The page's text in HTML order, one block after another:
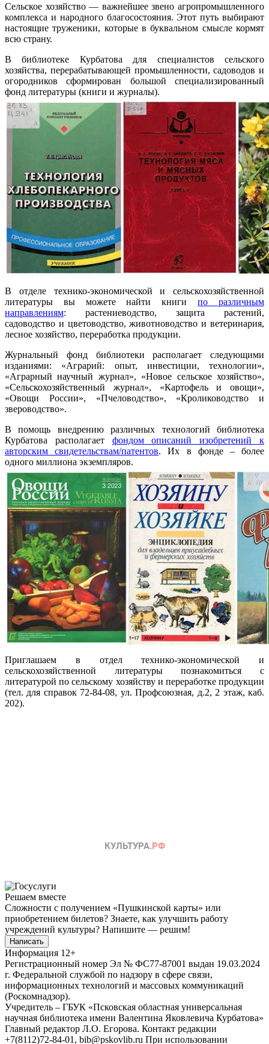
Сельское хозяйство — важнейшее звено агропромышленного
комплекса и народного благосостояния. Этот путь выбирают
настоящие труженики, которые в буквальном смысле кормят
всю страну.
В библиотеке Курбатова для специалистов сельского
хозяйства, перерабатывающей промышленности, садоводов и
огородников сформирован большой специализированный
фонд литературы (книги и журналы).
В отделе технико-экономической и сельскохозяйственной
литературы вы можете найти книгипо различным
направлениям: растениеводство, защита растений,
садоводство и цветоводство, животноводство и ветеринария,
лесное хозяйство, переработка продукции.
Журнальный фонд библиотеки располагает следующими
изданиями: «Аграрий: опыт, инвестиции, технологии»,
«Аграрный научный журнал», «Новое сельское хозяйство»,
«Сельскохозяйственный журнал», «Картофель и овощи»,
«Овощи России», «Пчеловодство», «Кролиководство и
звероводство».
В помощь внедрению различных технологий библиотека
Курбатова располагает фондом описаний изобретений к
авторским свидетельствам/патентов. Их в фонде – более
одного миллиона экземпляров.
Приглашаем в отдел технико-экономической и
сельскохозяйственной литературы познакомиться с
литературой по сельскому хозяйству и переработке продукции
(тел. для справок 72-84-08, ул. Профсоюзная, д.2, 2 этаж, каб.
202).
Решаем вместе
Сложности с получением «Пушкинской карты» или
приобретением билетов? Знаете, как улучшить работу
учреждений культуры? Напишите — решим!
Написать
Информация 12+
Регистрационный номер Эл № ФС77-87001 выдан 19.03.2024
г. Федеральной службой по надзору в сфере связи,
информационных технологий и массовых коммуникаций
(Роскомнадзор).
Учредитель – ГБУК «Псковская областная универсальная
научная библиотека имени Валентина Яковлевича Курбатова»
Главный редактор Л.О. Егорова. Контакт редакции
+7(8112)72-84-01, bib@pskovlib.ru При использовании